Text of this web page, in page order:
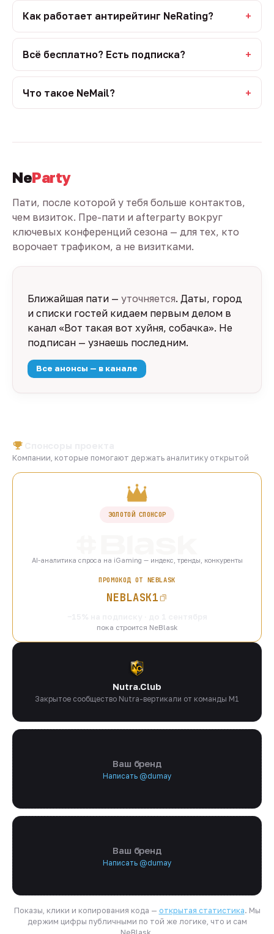
Как работает антирейтинг NeRating?
Всё бесплатно? Есть подписка?
Что такое NeMail?
NeParty
Пати, после которой у тебя больше контактов,
чем визиток. Пре-пати и afterparty вокруг
ключевых конференций сезона — для тех, кто
ворочает трафиком, а не визитками.
Ближайшая пати — уточняется. Даты, город
и списки гостей кидаем первым делом в
канал «Вот такая вот хуйня, собачка». Не
подписан — узнаешь последним.
Все анонсы — в канале
Компании, которые помогают держать аналитику открытой
ЗОЛОТОЙ СПОНСОР
AI-аналитика спроса на iGaming — индекс, тренды, конкуренты
ПРОМОКОД ОТ NEBLASK
NEBLASK1
пока строится NeBlask
Nutra.Club
Закрытое сообщество Nutra-вертикали от команды M1
Ваш бренд
Написать @dumay
Ваш бренд
Написать @dumay
Показы, клики и копирования кода — открытая статистика. Мы
держим цифры публичными по той же логике, что и сам